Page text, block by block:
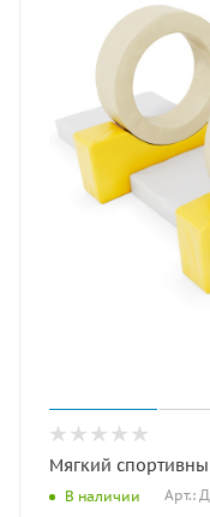
Мягкий
В наличии Арт.: